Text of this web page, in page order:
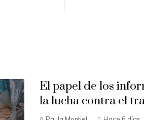
El papel de los
la lucha contra el